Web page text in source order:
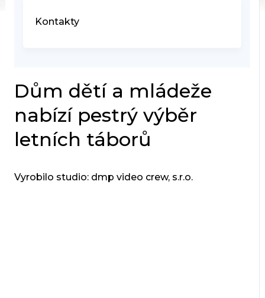
Kontakty
Dům dětí a mládeže
nabízí pestrý výběr
letních táborů
Vyrobilo studio: dmp video crew, s.r.o.